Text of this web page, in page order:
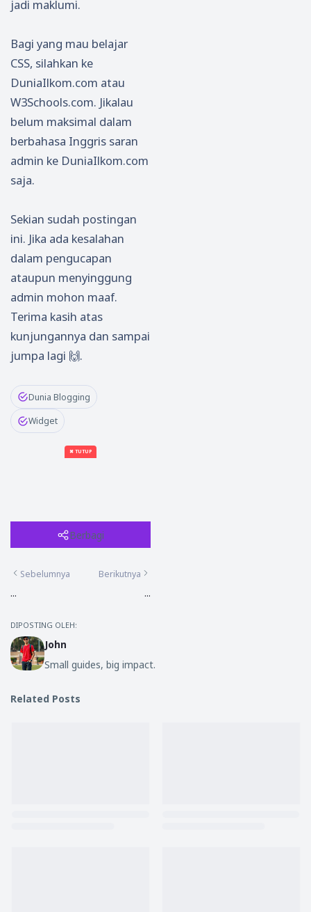
jadi maklumi.
Bagi yang mau belajar
CSS, silahkan ke
DuniaIlkom.com atau
W3Schools.com. Jikalau
belum maksimal dalam
berbahasa Inggris saran
admin ke DuniaIlkom.com
saja.
Sekian sudah postingan
ini. Jika ada kesalahan
dalam pengucapan
ataupun menyinggung
admin mohon maaf.
Terima kasih atas
kunjungannya dan sampai
jumpa lagi 🙌.
Dunia Blogging
Widget
✖ TUTUP
Berbagi
Sebelumnya
...
Berikutnya
...
DIPOSTING OLEH:
John
Small guides, big impact.
Related Posts